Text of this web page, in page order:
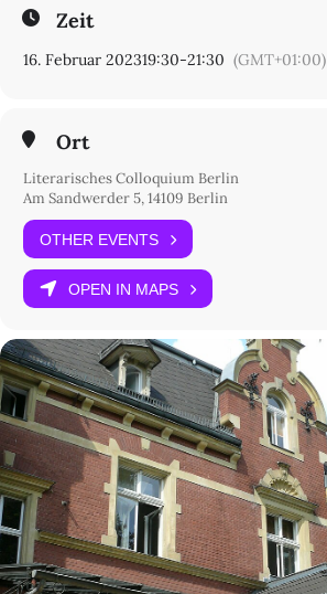
Zeit
16. Februar 202319:30-21:30 (GMT+01:00)
Ort
Literarisches Colloquium Berlin
Am Sandwerder 5, 14109 Berlin
OTHER EVENTS
OPEN IN MAPS